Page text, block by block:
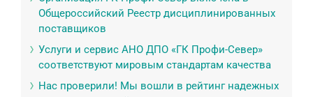
Общероссийский Реестр дисциплинированных
поставщиков
Услуги и сервис АНО ДПО «ГК Профи-Север»
соответствуют мировым стандартам качества
Нас проверили! Мы вошли в рейтинг надежных